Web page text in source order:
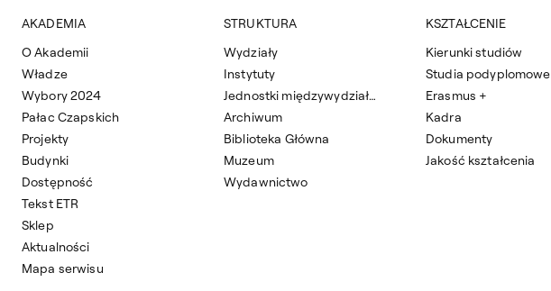
AKADEMIA
O Akademii
Władze
Wybory 2024
Pałac Czapskich
Projekty
Budynki
Dostępność
Tekst ETR
Sklep
Aktualności
Mapa serwisu
STRUKTURA
Wydziały
Instytuty
Jednostki międzywydziałowe
Archiwum
Biblioteka Główna
Muzeum
Wydawnictwo
KSZTAŁCENIE
Kierunki studiów
Studia podyplomowe
Erasmus +
Kadra
Dokumenty
Jakość kształcenia